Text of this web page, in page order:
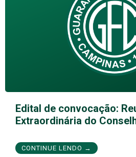
Edital de convocação:
Extraordinária do
CONTINUE LENDO →